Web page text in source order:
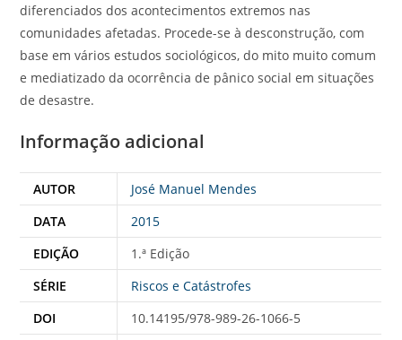
diferenciados dos acontecimentos extremos nas
comunidades afetadas. Procede-se à desconstrução, com
base em vários estudos sociológicos, do mito muito comum
e mediatizado da ocorrência de pânico social em situações
de desastre.
Informação adicional
AUTOR
José Manuel Mendes
DATA
2015
EDIÇÃO
1.ª Edição
SÉRIE
Riscos e Catástrofes
DOI
10.14195/978-989-26-1066-5